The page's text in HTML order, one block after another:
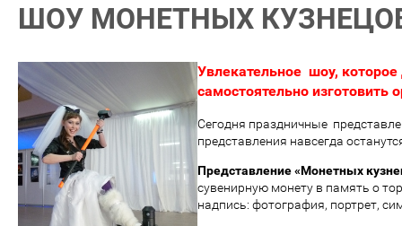
ШОУ МОНЕТНЫХ
Увлекательное шоу,
самостоятельно
Сегодня праздничные
представления навсегда
Представление «Монетных
сувенирную монету в память о
надпись: фотография, портрет,